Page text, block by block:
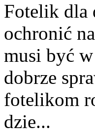
Fotelik dla
ochronić
musi być
dobrze
fotelikom
dzie...